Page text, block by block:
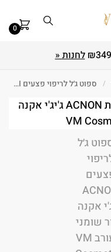
0
לחנות «
/ ספוט ג׳ל לריפוי פצעים ACNON GIGI ג'יג'י